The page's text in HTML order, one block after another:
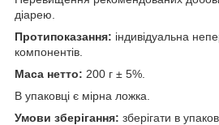
діарею.
Протипоказання: індивідуальна
компонентів.
Маса нетто: 200 г ± 5%.
В упаковці є мірна ложка.
Умови зберігання: зберігати в